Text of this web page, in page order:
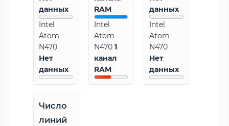
данных
Intel
Atom
N470
Нет
данных
RAM
Intel
Atom
N4701
канал
RAM
данных
Intel
Atom
N470
Нет
данных
Число
линий